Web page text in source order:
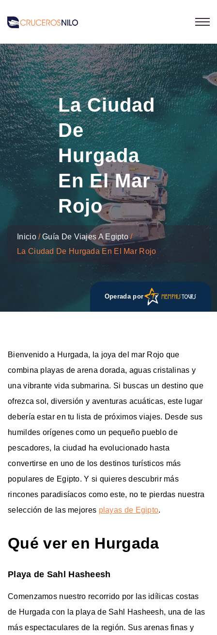
La Ciudad
De
Hurgada
En El Mar
Rojo
Inicio
Guía De Viajes A Egipto
La Ciudad De Hurgada En El Mar Rojo
Operada por
Bienvenido a Hurgada, la joya del mar Rojo que
combina playas de arena dorada, aguas cristalinas y
una vibrante vida submarina. Si buscas un destino que
ofrezca sol, diversión y aventuras acuáticas, este lugar
debería estar en tu lista de próximos viajes. Desde sus
humildes orígenes como un pequeño pueblo de
pescadores, la ciudad ha evolucionado hasta
convertirse en uno de los destinos turísticos más
populares de Egipto. Y si quieres descubrir más
rincones paradisíacos como este, no te pierdas nuestra
selección de las mejores playas de Egipto.
Qué ver en Hurgada
Playa de Sahl Hasheesh
Comenzamos nuestro recorrido por las idílicas costas
de Hurgada con la playa de Sahl Hasheesh, una de las
más espectaculares de la región. Sus arenas finas y